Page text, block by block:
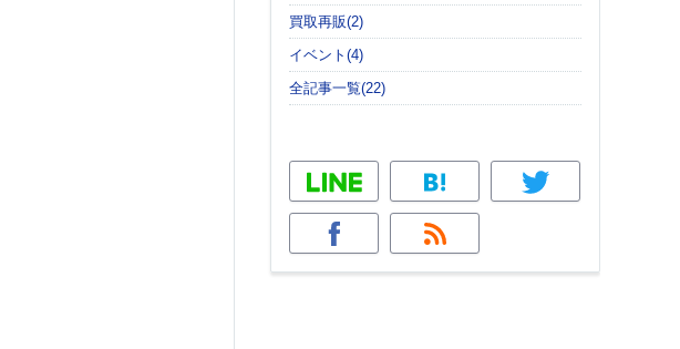
買取再販(2)
イベント(4)
全記事一覧(22)